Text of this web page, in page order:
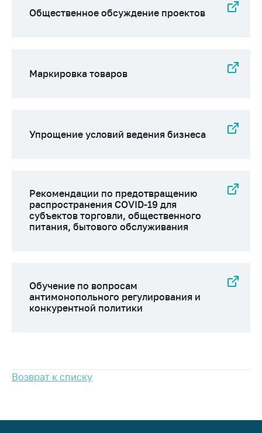
Прямaя телефоннaя
линия
обращения
Сообщить о росте
цен на лекарства и
Контакты
Адрес и режим
работы
Пресс-служба
Вышестоящий
Сообщить о росте
Общественное обсуждение проектов
Маркировка товаров
Упрощение условий ведения бизнеса
Рекомендации по предотвращению
распространения COVID-19 для
субъектов торговли, общественного
питания, бытового обслуживания
Обучение по вопросам
антимонопольного регулирования и
конкурентной политики
Возврат к списку